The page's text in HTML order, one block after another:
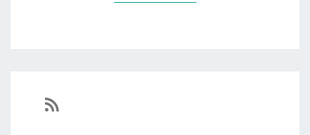
https://sven-essen.de/feed/